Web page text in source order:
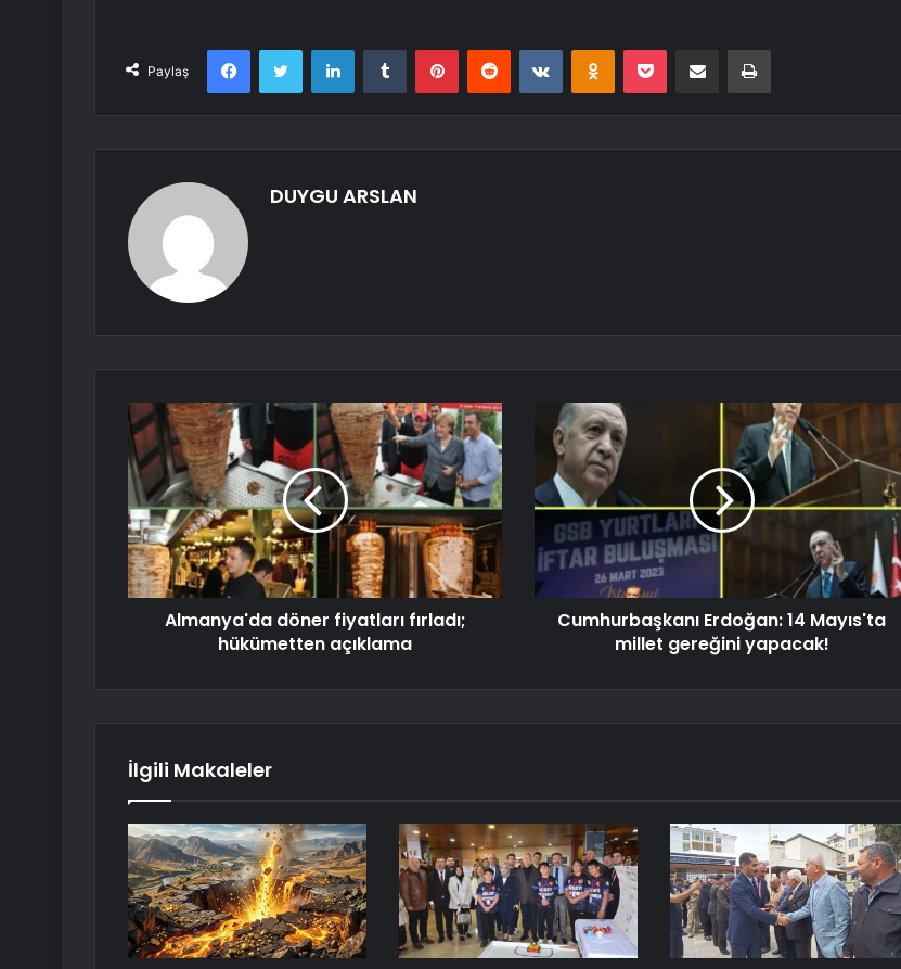
Paylaş
FacebookTwitter LinkedInTumblr PinterestReddit VKontakteOdnoklassniki
Pocket E-Posta ile paylaş Yazdır
DUYGU ARSLAN
Almanya'da döner fiyatları fırladı;
hükümetten açıklama
Cumhurbaşkanı Erdoğan: 14 Mayıs'ta
millet gereğini yapacak!
İlgili Makaleler